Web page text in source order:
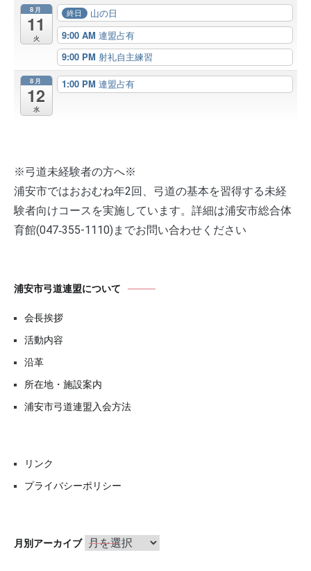
8月
11
火
終日
山の日
9:00 AM 連盟占有
9:00 PM 射礼自主練習
8月
12
水
1:00 PM 連盟占有
※弓道未経験者の方へ※
浦安市ではおおむね年2回、弓道の基本を習得する未経
験者向けコースを実施しています。詳細は浦安市総合体
育館(047‐355-1110)までお問い合わせください
浦安市弓道連盟について
会長挨拶
活動内容
沿革
所在地・施設案内
浦安市弓道連盟入会方法
リンク
プライバシーポリシー
月別アーカイブ 月
別